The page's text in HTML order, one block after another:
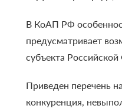
В КоАП РФ
предусматривает
субъекта
Приведен перечень
конкуренция,